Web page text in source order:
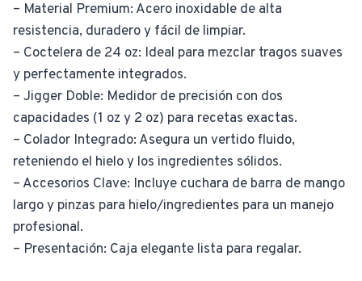
– Material Premium: Acero inoxidable de alta
resistencia, duradero y fácil de limpiar.
– Coctelera de 24 oz: Ideal para mezclar tragos suaves
y perfectamente integrados.
– Jigger Doble: Medidor de precisión con dos
capacidades (1 oz y 2 oz) para recetas exactas.
– Colador Integrado: Asegura un vertido fluido,
reteniendo el hielo y los ingredientes sólidos.
– Accesorios Clave: Incluye cuchara de barra de mango
largo y pinzas para hielo/ingredientes para un manejo
profesional.
– Presentación: Caja elegante lista para regalar.